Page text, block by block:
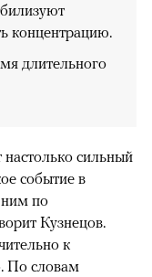
концентрацию.
длительного
сильный
событие в
ним по
Кузнецов.
к
По словам